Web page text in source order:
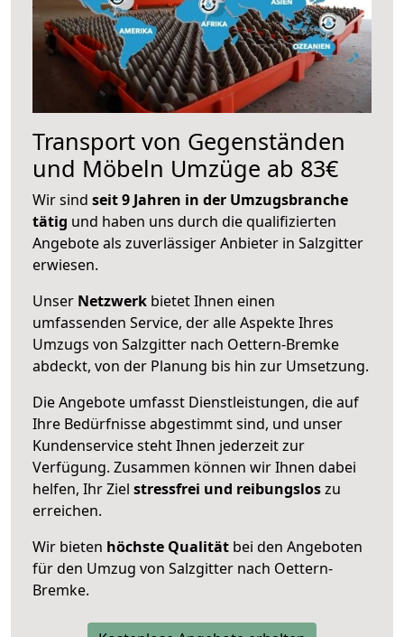
Transport von Gegenständen
und Möbeln Umzüge ab 83€
Wir sind seit 9 Jahren in der Umzugsbranche
tätig und haben uns durch die qualifizierten
Angebote als zuverlässiger Anbieter in Salzgitter
erwiesen.
Unser Netzwerk bietet Ihnen einen
umfassenden Service, der alle Aspekte Ihres
Umzugs von Salzgitter nach Oettern-Bremke
abdeckt, von der Planung bis hin zur Umsetzung.
Die Angebote umfasst Dienstleistungen, die auf
Ihre Bedürfnisse abgestimmt sind, und unser
Kundenservice steht Ihnen jederzeit zur
Verfügung. Zusammen können wir Ihnen dabei
helfen, Ihr Ziel stressfrei und reibungsloszu
erreichen.
Wir bieten höchste Qualität bei den Angeboten
für den Umzug von Salzgitter nach Oettern-
Bremke.